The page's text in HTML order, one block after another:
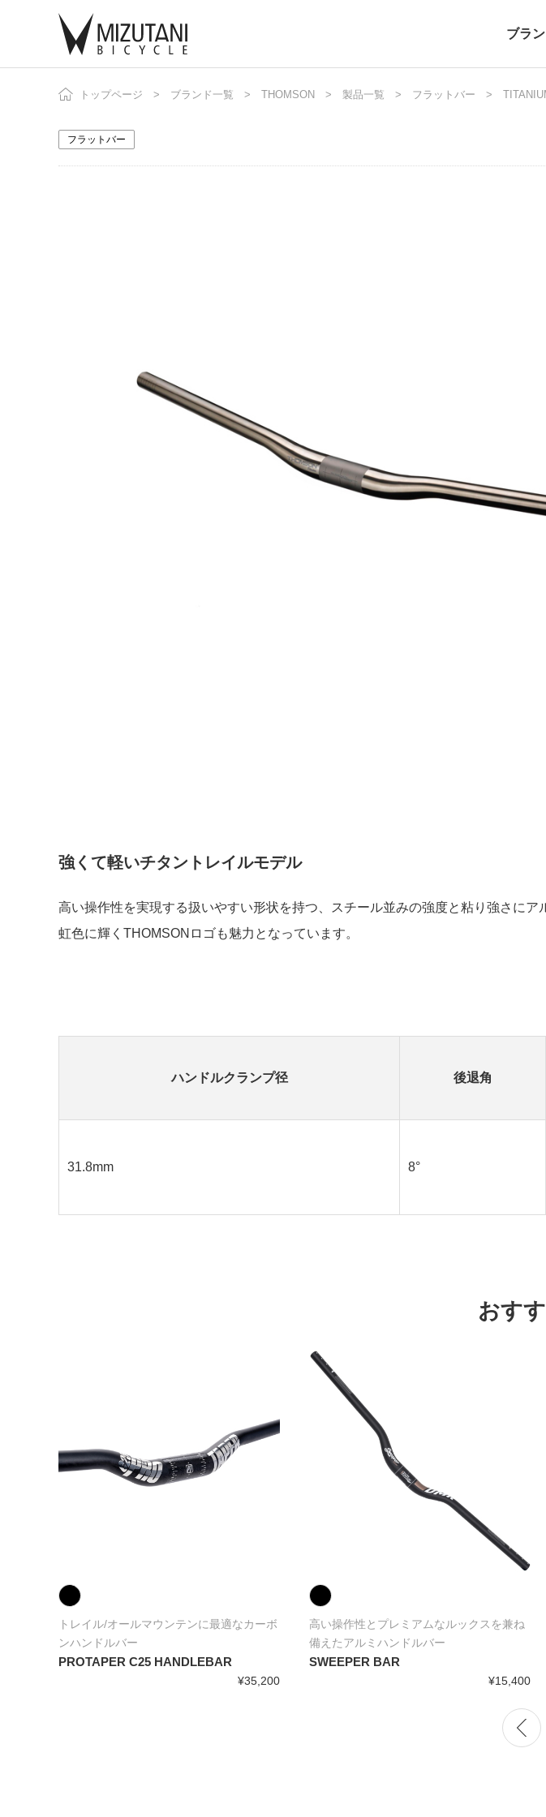
ブラ
自転車 自転車パーツ
ニュース プレスリリー
トップページ ブランド一覧 THOMSON 製品一覧 フラットバー
フラットバー
強くて軽いチタントレイルモデル
高い操作性を実現する扱いやすい形状を持つ、スチール並みの強度と粘り強さにア
虹色に輝くTHOMSONロゴも魅力となっています。
ハンドルクランプ径 後退角
31.8mm 8°
おす
トレイル/オールマウンテンに最適なカーボ
ンハンドルバー
PROTAPER C25 HANDLEBAR
¥35,200
高い操作性とプレミアムなルックスを兼ね
備えたアルミハンドルバー
SWEEPER BAR
¥15,400